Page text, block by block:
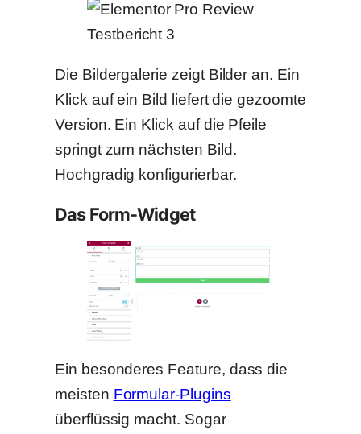
Die Bildergalerie zeigt Bilder an. Ein
Klick auf ein Bild liefert die gezoomte
Version. Ein Klick auf die Pfeile
springt zum nächsten Bild.
Hochgradig konfigurierbar.
Das Form-Widget
Ein besonderes Feature, dass die
meisten Formular-Plugins
überflüssig macht. Sogar